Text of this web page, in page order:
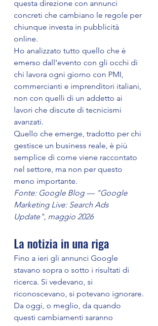
questa direzione con annunci
concreti che cambiano le regole per
chiunque investa in pubblicità
online.
Ho analizzato tutto quello che è
emerso dall'evento con gli occhi di
chi lavora ogni giorno con PMI,
commercianti e imprenditori italiani,
non con quelli di un addetto ai
lavori che discute di tecnicismi
avanzati.
Quello che emerge, tradotto per chi
gestisce un business reale, è più
semplice di come viene raccontato
nel settore, ma non per questo
meno importante.
Fonte: Google Blog — "Google
Marketing Live: Search Ads
Update", maggio 2026
La notizia in una riga
Fino a ieri gli annunci Google
stavano sopra o sotto i risultati di
ricerca. Si vedevano, si
riconoscevano, si potevano ignorare.
Da oggi, o meglio, da quando
questi cambiamenti saranno